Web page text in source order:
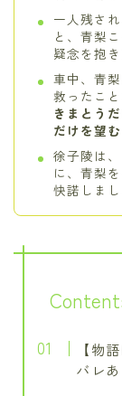
一人残さ
と、青梨
疑念を抱
車中、青
救ったこ
きまとう
だけを望む
徐子陵は
に、青梨
快諾しまし
【物
バレ